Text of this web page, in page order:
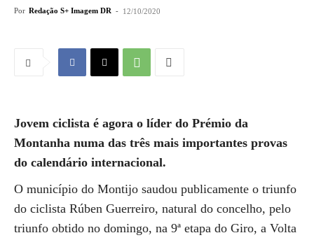
Por Redação S+ Imagem DR - 12/10/2020
Jovem ciclista é agora o líder do Prémio da
Montanha numa das três mais importantes provas
do calendário internacional.
O município do Montijo saudou publicamente o triunfo
do ciclista Rúben Guerreiro, natural do concelho, pelo
triunfo obtido no domingo, na 9ª etapa do Giro, a Volta